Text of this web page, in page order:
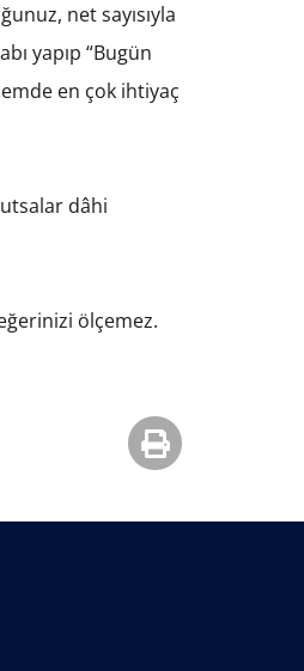
net sayısıyla
yapıp “Bugün
en çok ihtiyaç
dâhi
ölçemez.